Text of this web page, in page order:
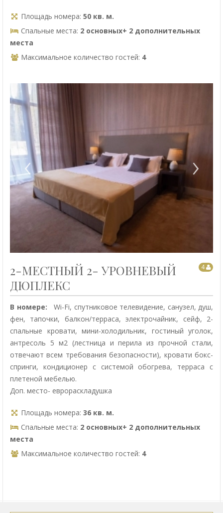
Площадь номера: 50 кв. м.
Спальные места: 2 основных+ 2 дополнительных
места
Максимальное количество гостей: 4
‹ ›
4
2-МЕСТНЫЙ 2- УРОВНЕВЫЙ
ДЮПЛЕКС
В номере: Wi-Fi, спутниковое телевидение, санузел, душ,
фен, тапочки, балкон/терраса, электрочайник, сейф, 2-
спальные кровати, мини-холодильник, гостиный уголок,
антресоль 5 м2 (лестница и перила из прочной стали,
отвечают всем требования безопасности), кровати бокс-
спринги, кондиционер с системой обогрева, терраса с
плетеной мебелью.
Доп. место- еврораскладушка
Площадь номера: 36 кв. м.
Спальные места: 2 основных+ 2 дополнительных
места
Максимальное количество гостей: 4